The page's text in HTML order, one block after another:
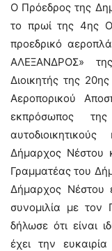
Ο Πρόεδρος της
το πρωί της 4ης
προεδρικό
ΑΛΕΞΑΝΔΡΟΣ»
Διοικητής της
Αεροπορικού
εκπρόσωπος
Δήμαρχος Νέστου
Γραμματέας του
Δήμαρχος Νέστου
συνομιλία με τον
δήλωσε ότι είναι
έχει την